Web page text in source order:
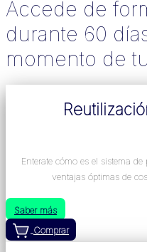
Accede de
durante 60
momento de
Enterate cómo es el sistema
ventajas óptimas de
Saber más
Comprar